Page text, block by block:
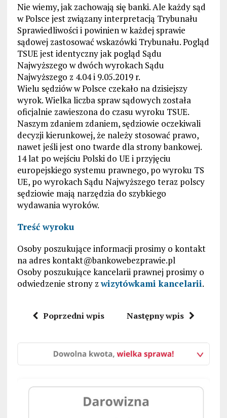
Nie wiemy, jak zachowają się banki. Ale każdy sąd
w Polsce jest związany interpretacją Trybunału
Sprawiedliwości i powinien w każdej sprawie
sądowej zastosować wskazówki Trybunału. Pogląd
TSUE jest identyczny jak pogląd Sądu
Najwyższego w dwóch wyrokach Sądu
Najwyższego z 4.04 i 9.05.2019 r.
Wielu sędziów w Polsce czekało na dzisiejszy
wyrok. Wielka liczba spraw sądowych została
oficjalnie zawieszona do czasu wyroku TSUE.
Naszym zdaniem zdaniem, sędziowie oczekiwali
decyzji kierunkowej, że należy stosować prawo,
nawet jeśli jest ono twarde dla strony bankowej.
14 lat po wejściu Polski do UE i przyjęciu
europejskiego systemu prawnego, po wyroku TS
UE, po wyrokach Sądu Najwyższego teraz polscy
sędziowie mają narzędzia do szybkiego
wydawania wyroków.
Treść wyroku
Osoby poszukujące informacji prosimy o kontakt
na adreskontakt@bankowebezprawie.pl
Osoby poszukujące kancelarii prawnej prosimy o
odwiedzenie strony zwizytówkami kancelarii.
Poprzedni wpis Następny wpis